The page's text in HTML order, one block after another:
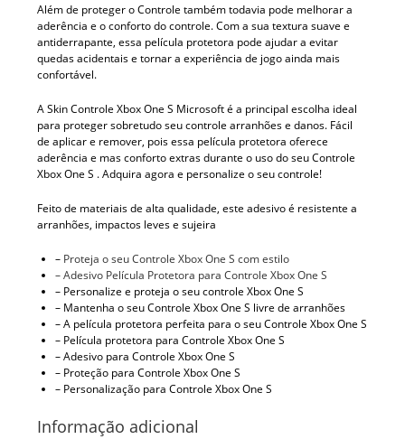
Além de proteger o Controle também todavia pode melhorar a
aderência e o conforto do controle. Com a sua textura suave e
antiderrapante, essa película protetora pode ajudar a evitar
quedas acidentais e tornar a experiência de jogo ainda mais
confortável.
A Skin Controle Xbox One S Microsoft é a principal escolha ideal
para proteger sobretudo seu controle arranhões e danos. Fácil
de aplicar e remover, pois essa película protetora oferece
aderência e mas conforto extras durante o uso do seu Controle
Xbox One S . Adquira agora e personalize o seu controle!
Feito de materiais de alta qualidade, este adesivo é resistente a
arranhões, impactos leves e sujeira
– Proteja o seu Controle Xbox One S com estilo
– Adesivo Película Protetora para Controle Xbox One S
– Personalize e proteja o seu controle Xbox One S
– Mantenha o seu Controle Xbox One S livre de arranhões
– A película protetora perfeita para o seu Controle Xbox One S
– Película protetora para Controle Xbox One S
– Adesivo para Controle Xbox One S
– Proteção para Controle Xbox One S
– Personalização para Controle Xbox One S
Informação adicional